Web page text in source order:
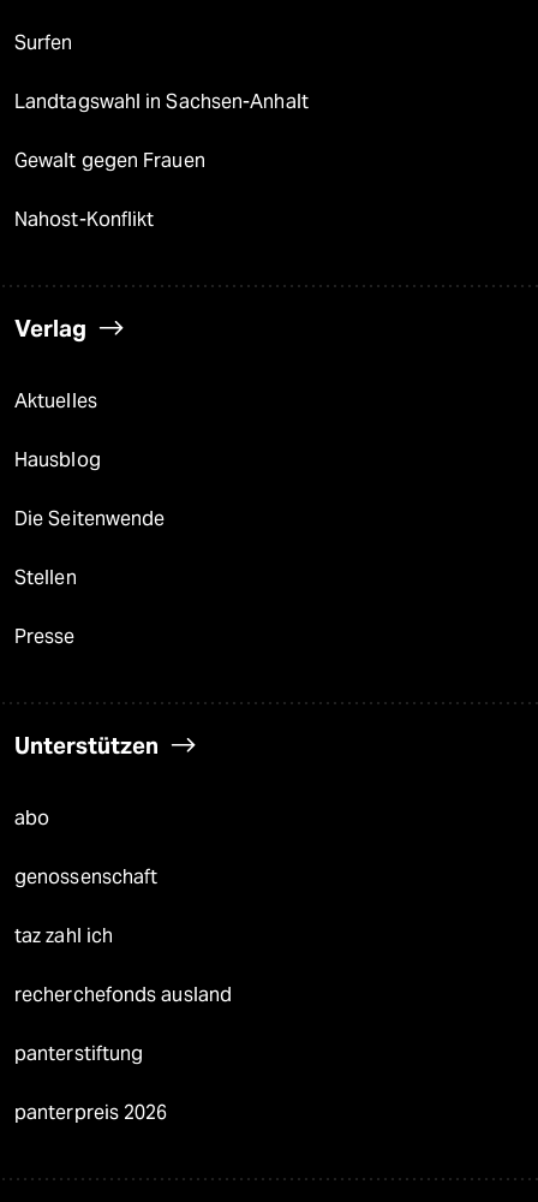
Surfen
Landtagswahl in Sachsen-Anhalt
Gewalt gegen Frauen
Nahost-Konflikt
Verlag
Aktuelles
Hausblog
Die Seitenwende
Stellen
Presse
Unterstützen
abo
genossenschaft
taz zahl ich
recherchefonds ausland
panterstiftung
panterpreis 2026